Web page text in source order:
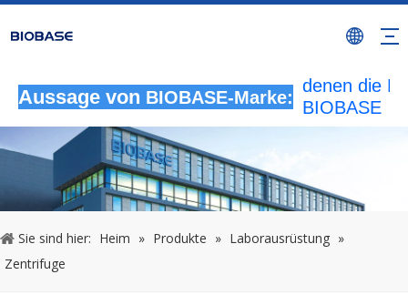
Aussage von BIOBASE-Marke:
autorisierten
denen die
BIOBASE
verwendet
Verletzung
wird die
Sie sind hier: Heim » Produkte » Laborausrüstung »
Zentrifuge